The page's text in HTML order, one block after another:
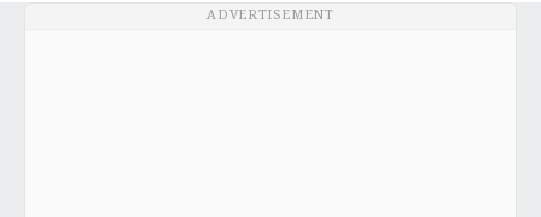
ADVERTISEMENT